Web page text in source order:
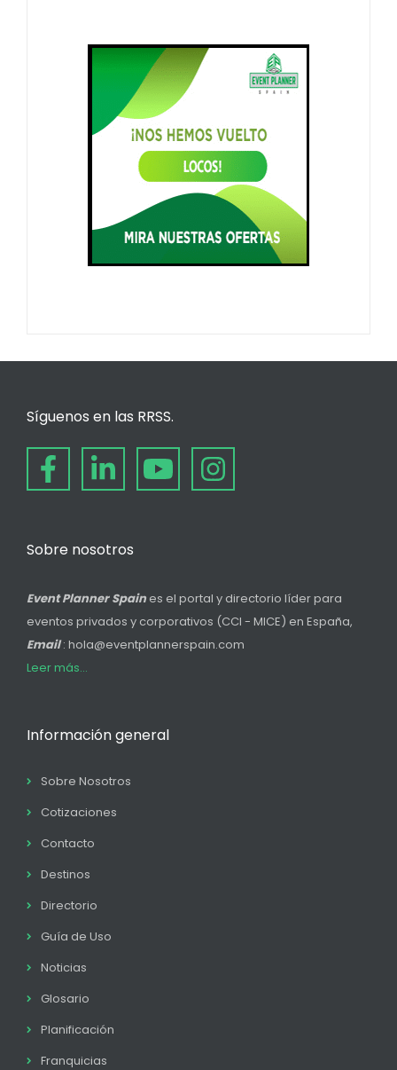
Síguenos en las RRSS.
Sobre nosotros
Event Planner Spain es el portal y directorio líder para
eventos privados y corporativos (CCI - MICE) en España,
Email: hola@eventplannerspain.com
Leer más...
Información general
Sobre Nosotros
Cotizaciones
Contacto
Destinos
Directorio
Guía de Uso
Noticias
Glosario
Planificación
Franquicias